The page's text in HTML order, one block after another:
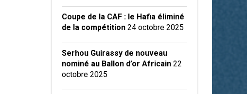
Coupe de la CAF : le Hafia éliminé
de la compétition 24 octobre 2025
Serhou Guirassy de nouveau
nominé au Ballon d’or Africain 22
octobre 2025